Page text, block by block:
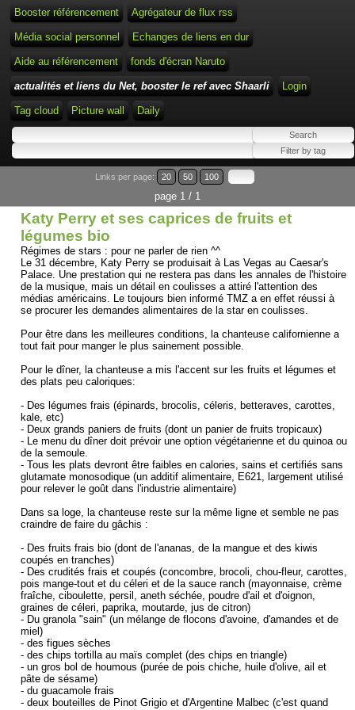
Booster référencement Agrégateur de flux rss
Média social personnel Echanges de liens en dur
Aide au référencement fonds d'écran Naruto
actualités et liens du Net, booster le ref avec Shaarli Login
Tag cloud Picture wall Daily
Links per page: 20 50 100
page 1 / 1
Katy Perry et ses caprices de fruits et
légumes bio
Régimes de stars : pour ne parler de rien ^^
Le 31 décembre, Katy Perry se produisait à Las Vegas au Caesar's
Palace. Une prestation qui ne restera pas dans les annales de l'histoire
de la musique, mais un détail en coulisses a attiré l'attention des
médias américains. Le toujours bien informé TMZ a en effet réussi à
se procurer les demandes alimentaires de la star en coulisses.
Pour être dans les meilleures conditions, la chanteuse californienne a
tout fait pour manger le plus sainement possible.
Pour le dîner, la chanteuse a mis l'accent sur les fruits et légumes et
des plats peu caloriques:
- Des légumes frais (épinards, brocolis, céleris, betteraves, carottes,
kale, etc)
- Deux grands paniers de fruits (dont un panier de fruits tropicaux)
- Le menu du dîner doit prévoir une option végétarienne et du quinoa ou
de la semoule.
- Tous les plats devront être faibles en calories, sains et certifiés sans
glutamate monosodique (un additif alimentaire, E621, largement utilisé
pour relever le goût dans l'industrie alimentaire)
Dans sa loge, la chanteuse reste sur la même ligne et semble ne pas
craindre de faire du gâchis :
- Des fruits frais bio (dont de l'ananas, de la mangue et des kiwis
coupés en tranches)
- Des crudités frais et coupés (concombre, brocoli, chou-fleur, carottes,
pois mange-tout et du céleri et de la sauce ranch (mayonnaise, crème
fraîche, ciboulette, persil, aneth séchée, poudre d'ail et d'oignon,
graines de céleri, paprika, moutarde, jus de citron)
- Du granola "sain" (un mélange de flocons d'avoine, d'amandes et de
miel)
- des figues sèches
- des chips tortilla au maïs complet (des chips en triangle)
- un gros bol de houmous (purée de pois chiche, huile d'olive, ail et
pâte de sésame)
- du guacamole frais
- deux bouteilles de Pinot Grigio et d'Argentine Malbec (c'est quand